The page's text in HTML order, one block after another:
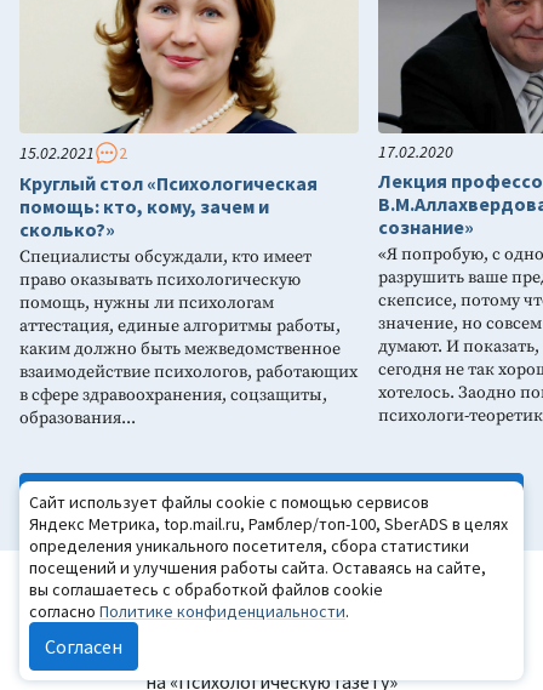
15.02.2021 2
Круглый стол «Психологическая
помощь: кто, кому, зачем и
сколько?»
Специалисты обсуждали, кто имеет
право оказывать психологическую
помощь, нужны ли психологам
аттестация, единые алгоритмы работы,
каким должно быть межведомственное
взаимодействие психологов, работающих
в сфере здравоохранения, соцзащиты,
образования...
17.02.2020
Лекция
сознание»
«Я попробую, с
разрушить ваше
скепсисе, потому
значение, но
думают. И
сегодня не так
хотелось. Заодно
психологи-
Все публикации
Хотите получать подборку новых
материалов каждую неделю?
на «Психологическую газету»
Сайт использует файлы cookie с помощью сервисов
Яндекс Метрика, top.mail.ru, Рамблер/топ-100, SberADS в целях
определения уникального посетителя, сбора статистики
посещений и улучшения работы сайта. Оставаясь на сайте,
вы соглашаетесь с обработкой файлов cookie
согласно Политике конфиденциальности.
Согласен